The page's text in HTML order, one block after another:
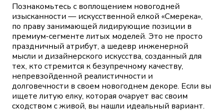
Познакомьтесь с воплощением новогодней
изысканности — искусственной елкой «Смерека»,
по праву занимающей лидирующие позиции в
премиум-сегменте литых моделей. Это не просто
праздничный атрибут, а шедевр инженерной
мысли и дизайнерского искусства, созданный для
тех, кто стремится к безупречному качеству,
непревзойденной реалистичности и
долговечности в своем новогоднем декоре. Если вы
ищете литую елку, которая очарует вас своим
сходством с живой, вы нашли идеальный вариант.